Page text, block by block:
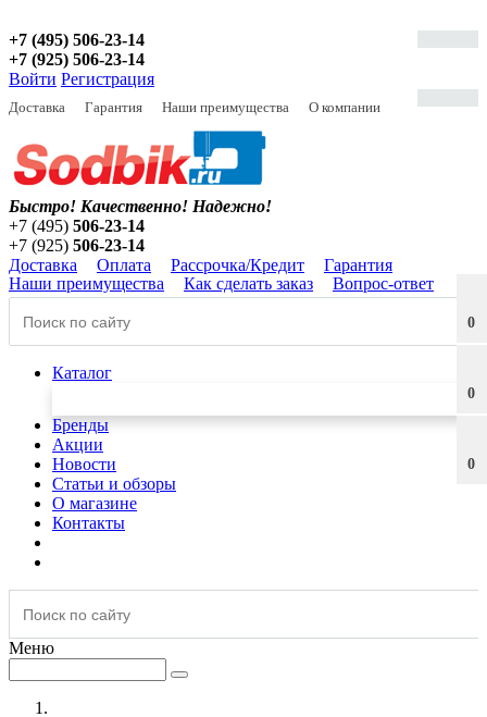
+7 (495) 506-23-14
+7 (925) 506-23-14
Войти Регистрация
Доставка Гарантия Наши преимущества О компании
0
0
0
Быстро! Качественно! Надежно!
+7 (495) 506-23-14
+7 (925) 506-23-14
Доставка
Оплата Рассрочка/Кредит
Гарантия
Наши преимущества
Как сделать заказ Вопрос-ответ
Каталог
Бренды
Акции
Новости
Статьи и обзоры
О магазине
Контакты
Меню